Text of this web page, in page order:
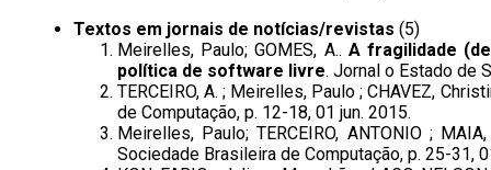
Textos em jornais de notícias/revistas (5)
Meirelles, Paulo; GOMES, A.. A fragilidade
política de software livre. Jornal o Estado de
TERCEIRO, A. ; Meirelles, Paulo ; CHAVEZ,
de Computação, p. 12-18, 01 jun. 2015.
Meirelles, Paulo; TERCEIRO, ANTONIO ;
Sociedade Brasileira de Computação, p. 25-31,